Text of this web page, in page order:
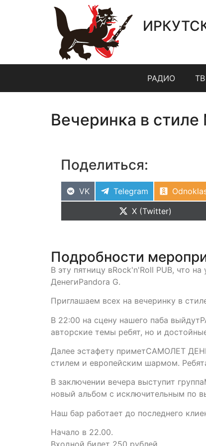
РАДИО ТВ
Вечеринка в
Поделиться:
VK Telegram
X (Twitter)
Подробности
В эту пятницу вRock'n'Roll PUB, что
ДенегиPandora G.
Приглашаем всех на вечеринку в
В 22:00 на сцену нашего паба
авторские темы ребят, но и
Далее эстафету приметСАМОЛЕТ
стилем и европейским шармом.
В заключении вечера выступит
новый альбом с исключительным по
Наш бар работает до последнего
Начало в 22.00.